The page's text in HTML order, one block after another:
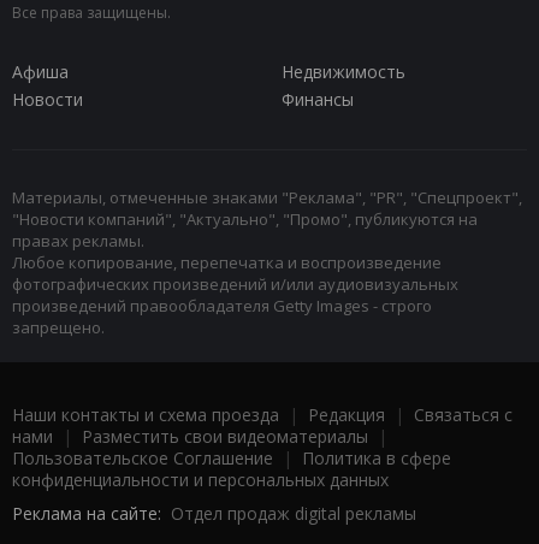
Все права защищены.
Афиша
Недвижимость
Новости
Финансы
Материалы, отмеченные знаками "Реклама", "PR", "Спецпроект",
"Новости компаний", "Актуально", "Промо", публикуются на
правах рекламы.
Любое копирование, перепечатка и воспроизведение
фотографических произведений и/или аудиовизуальных
произведений правообладателя Getty Images - строго
запрещено.
Наши контакты и схема проезда | Редакция | Связаться с
нами | Разместить свои видеоматериалы |
Пользовательское Соглашение |
Политика в сфере
конфиденциальности и персональных данных
Реклама на сайте: Отдел продаж digital рекламы